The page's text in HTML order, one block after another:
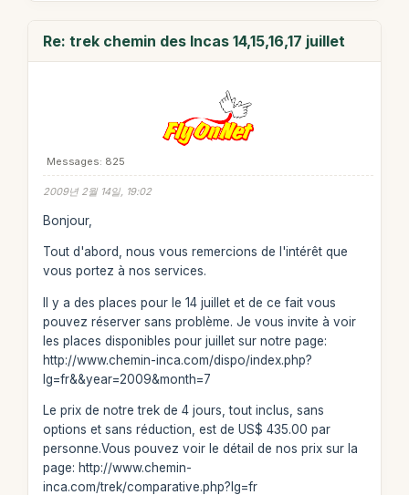
Re: trek chemin des Incas 14,15,16,17 juillet
Messages: 825
2009년 2월 14일, 19:02
Bonjour,
Tout d'abord, nous vous remercions de l'intérêt que
vous portez à nos services.
Il y a des places pour le 14 juillet et de ce fait vous
pouvez réserver sans problème. Je vous invite à voir
les places disponibles pour juillet sur notre page:
http://www.chemin-inca.com/dispo/index.php?
lg=fr&&year=2009&month=7
Le prix de notre trek de 4 jours, tout inclus, sans
options et sans réduction, est de US$ 435.00 par
personne.Vous pouvez voir le détail de nos prix sur la
page: http://www.chemin-
inca.com/trek/comparative.php?lg=fr